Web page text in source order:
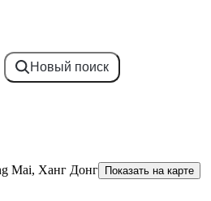
Новый поиск
Mai, Ханг Донг Показать на карте